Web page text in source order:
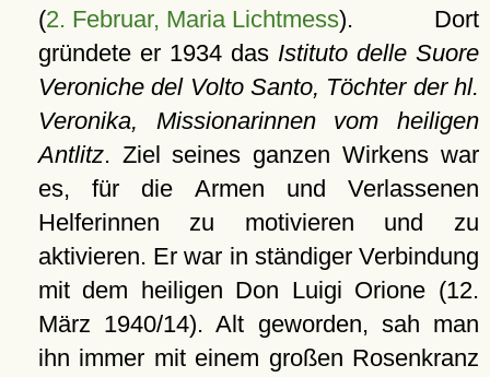
(2. Februar, Maria Lichtmess). Dort
gründete er 1934 das Istituto delle Suore
Veroniche del Volto Santo, Töchter der hl.
Veronika, Missionarinnen vom heiligen
Antlitz. Ziel seines ganzen Wirkens war
es, für die Armen und Verlassenen
Helferinnen zu motivieren und zu
aktivieren. Er war in ständiger Verbindung
mit dem heiligen Don Luigi Orione (12.
März 1940/14). Alt geworden, sah man
ihn immer mit einem großen Rosenkranz